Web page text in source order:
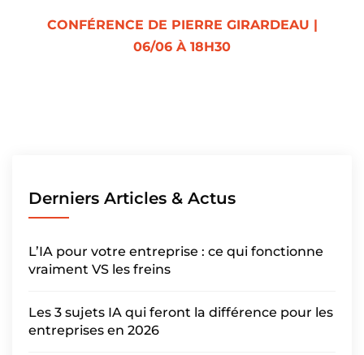
CONFÉRENCE DE PIERRE GIRARDEAU |
06/06 À 18H30
Derniers Articles & Actus
L’IA pour votre entreprise : ce qui fonctionne
vraiment VS les freins
Les 3 sujets IA qui feront la différence pour les
entreprises en 2026